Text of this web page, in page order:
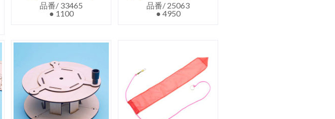
品番/ 33465
● 1100
品番/ 25063
● 4950